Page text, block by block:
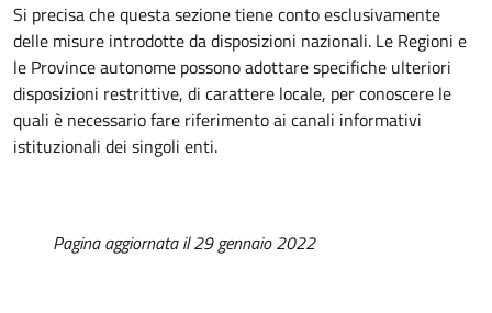
Si precisa che questa sezione tiene conto esclusivamente
delle misure introdotte da disposizioni nazionali. Le Regioni e
le Province autonome possono adottare specifiche ulteriori
disposizioni restrittive, di carattere locale, per conoscere le
quali è necessario fare riferimento ai canali informativi
istituzionali dei singoli enti.
Pagina aggiornata il 29 gennaio 2022